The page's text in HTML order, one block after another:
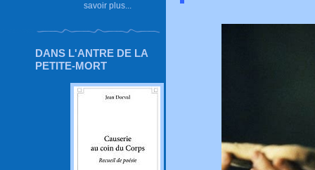
savoir plus...
DANS L'ANTRE DE LA
PETITE-MORT